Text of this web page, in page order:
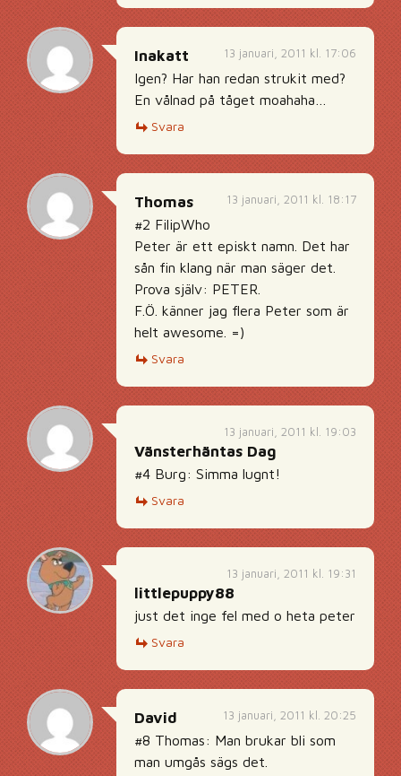
13 januari, 2011 kl. 17:06
Inakatt
Igen? Har han redan strukit med?
En vålnad på tåget moahaha…
Svara
13 januari, 2011 kl. 18:17
Thomas
#2 FilipWho
Peter är ett episkt namn. Det har
sån fin klang när man säger det.
Prova själv: PETER.
F.Ö. känner jag flera Peter som är
helt awesome. =)
Svara
13 januari, 2011 kl. 19:03
Vänsterhäntas Dag
#4 Burg: Simma lugnt!
Svara
13 januari, 2011 kl. 19:31
littlepuppy88
just det inge fel med o heta peter
Svara
13 januari, 2011 kl. 20:25
David
#8 Thomas: Man brukar bli som
man umgås sägs det.